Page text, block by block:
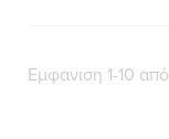
Εμφανιση 1-10 από